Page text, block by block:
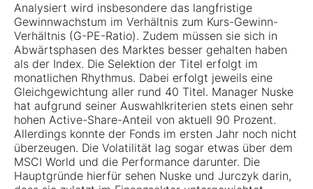
Analysiert wird insbesondere das langfristige
Gewinnwachstum im Verhältnis zum Kurs-Gewinn-
Verhältnis (G-PE-Ratio). Zudem müssen sie sich in
Abwärtsphasen des Marktes besser gehalten haben
als der Index. Die Selektion der Titel erfolgt im
monatlichen Rhythmus. Dabei erfolgt jeweils eine
Gleichgewichtung aller rund 40 Titel. Manager Nuske
hat aufgrund seiner Auswahlkriterien stets einen sehr
hohen Active-Share-Anteil von aktuell 90 Prozent.
Allerdings konnte der Fonds im ersten Jahr noch nicht
überzeugen. Die Volatilität lag sogar etwas über dem
MSCI World und die Performance darunter. Die
Hauptgründe hierfür sehen Nuske und Jurczyk darin,